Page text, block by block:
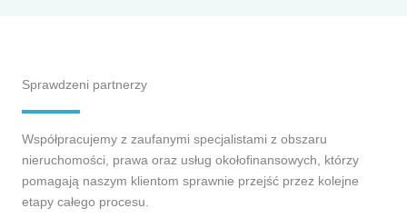
Sprawdzeni partnerzy
Współpracujemy z zaufanymi specjalistami z obszaru
nieruchomości, prawa oraz usług okołofinansowych, którzy
pomagają naszym klientom sprawnie przejść przez kolejne
etapy całego procesu.